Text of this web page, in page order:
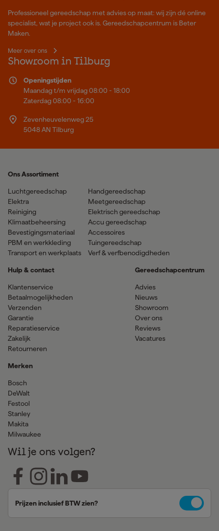
Professioneel gereedschap met advies op maat: wij zijn dé online
specialist, wat je project ook is. Gereedschapcentrum is Beter
Maken.
Meer over ons
Showroom in Tilburg
Openingstijden
Maandag t/m vrijdag 08:00 - 18:00
Zaterdag 08:00 - 16:00
Zevenheuvelenweg 25
5048 AN Tilburg
Ons Assortiment
Luchtgereedschap
Elektra
Reiniging
Klimaatbeheersing
Bevestigingsmateriaal
PBM en werkkleding
Transport en werkplaats
Handgereedschap
Meetgereedschap
Elektrisch gereedschap
Accu gereedschap
Accessoires
Tuingereedschap
Verf & verfbenodigdheden
Hulp & contact
Klantenservice
Betaalmogelijkheden
Verzenden
Garantie
Reparatieservice
Zakelijk
Retourneren
Merken
Bosch
DeWalt
Festool
Stanley
Makita
Milwaukee
Gereedschapcentrum
Advies
Nieuws
Showroom
Over ons
Reviews
Vacatures
Wil je ons volgen?
Prijzen inclusief BTW zien?